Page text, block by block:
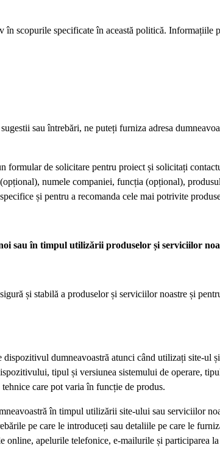
scopurile specificate în această politică. Informațiile
sau întrebări, ne puteți furniza adresa
de solicitare pentru proiect și solicitați
numele companiei, funcția (opțional),
și pentru a recomanda cele mai potrivite
sau în timpul utilizării produselor și serviciilor
și stabilă a produselor și serviciilor noastre și
dumneavoastră atunci când utilizați site-ul
tipul și versiunea sistemului de operare,
care pot varia în funcție de produs.
în timpul utilizării site-ului sau serviciilor
pe care le introduceți sau detaliile pe care le
online, apelurile telefonice, e-mailurile și participarea